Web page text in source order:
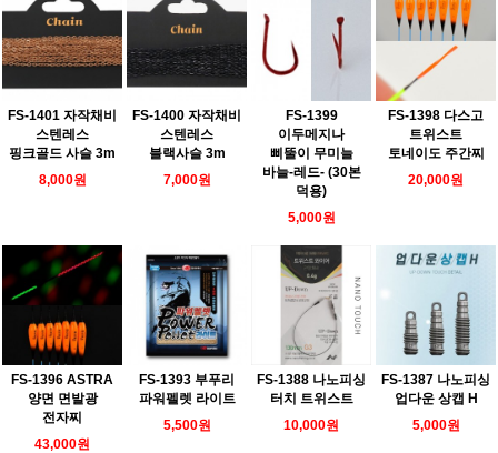
FS-1401 자작채비
스텐레스
핑크골드 사슬 3m
8,000원
FS-1400 자작채비
스텐레스
블랙사슬 3m
7,000원
FS-1399
이두메지나
삐뚤이 무미늘
바늘-레드- (30본
덕용)
5,000원
FS-1398 다스고
트위스트
토네이도 주간찌
20,000원
FS-1396 ASTRA
양면 면발광
전자찌
43,000원
FS-1393 부푸리
파워펠렛 라이트
5,500원
FS-1388 나노피싱
터치 트위스트
10,000원
FS-1387 나노피싱
업다운 상캡 H
5,000원